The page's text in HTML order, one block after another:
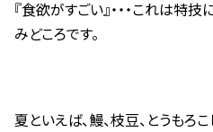
『食欲がすごい』・・・これは特
みどころです。
夏といえば、鰻、枝豆、とうもろ